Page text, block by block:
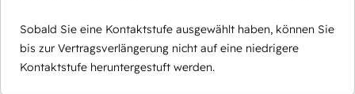
Sobald Sie eine Kontaktstufe ausgewählt haben, können Sie
bis zur Vertragsverlängerung nicht auf eine niedrigere
Kontaktstufe heruntergestuft werden.